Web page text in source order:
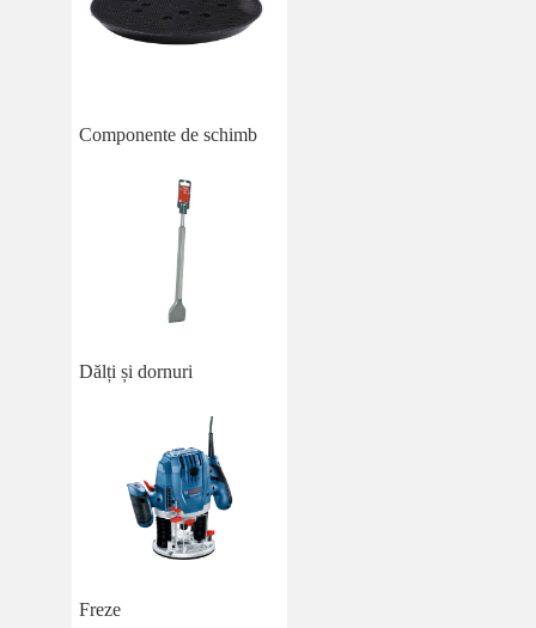
Componente de schimb
Dălți și dornuri
Freze